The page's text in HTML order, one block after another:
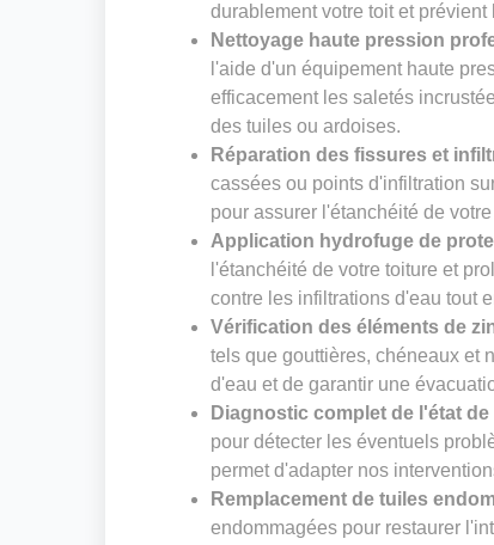
durablement votre toit et
Nettoyage haute pression
l'aide d'un équipement haute
efficacement les saletés
des tuiles ou ardoises.
Réparation des fissures et
cassées ou points d'infiltration
pour assurer l'étanchéité de
Application hydrofuge de
l'étanchéité de votre toiture et
contre les infiltrations d'eau tout
Vérification des éléments de
tels que gouttières, chéneaux et
d'eau et de garantir une
Diagnostic complet de l'état
pour détecter les éventuels
permet d'adapter nos
Remplacement de tuiles
endommagées pour restaurer